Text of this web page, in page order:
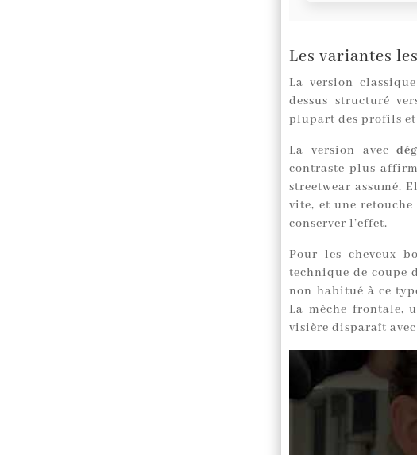
Les variantes
La version
dessus structuré
plupart des profils et
La version avec
contraste plus
streetwear assumé.
vite, et une retouche
conserver l’effet.
Pour les cheveux
technique de coupe
non habitué à ce
La mèche frontale,
visière disparaît